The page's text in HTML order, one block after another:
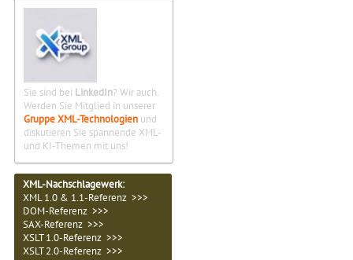
Sie sind bei LinkedIn? Wir auch.
Werden Sie Mitglied in unserer
Gruppe XML-Technologien und
diskutieren Sie spannende XML-
und KI-Themen mit uns!
XML-Nachschlagewerk:
XML 1.0 & 1.1-Referenz >>>
DOM-Referenz >>>
SAX-Referenz >>>
XSLT 1.0-Referenz >>>
XSLT 2.0-Referenz >>>